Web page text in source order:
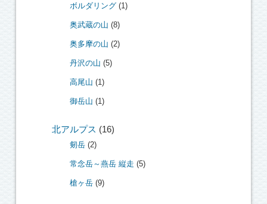
ボルダリング(1)
奥武蔵の山 (8)
奥多摩の山 (2)
丹沢の山 (5)
高尾山 (1)
御岳山 (1)
北アルプス (16)
剱岳(2)
常念岳～燕岳 縦走 (5)
槍ヶ岳(9)